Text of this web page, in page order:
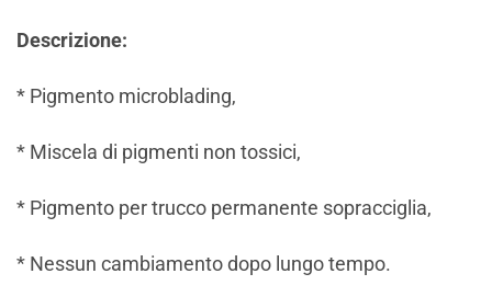
Descrizione:
* Pigmento microblading,
* Miscela di pigmenti non tossici,
* Pigmento per trucco permanente sopracciglia,
* Nessun cambiamento dopo lungo tempo.